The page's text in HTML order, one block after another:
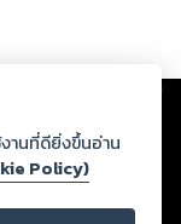
ป็นโรคนี้กันมากนัก
นปฏิปักษ์
าละเมิดสิทธิใน
ลธรรม ดังนั้น ผู้อ่าน
ละหากท่านพบว่าส่วน
ษัท เพื่อทีมงานจะได้
ตามพระราชบัญญัติ
านที่ดียิ่งขึ้นอ่าน
Policy)